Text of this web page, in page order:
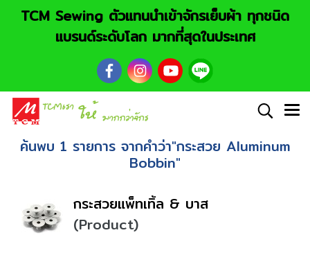
TCM Sewing ตัวแทนนำเข้าจักรเย็บผ้า ทุกชนิด
แบรนด์ระดับโลก มากที่สุดในประเทศ
ค้นพบ 1 รายการ จากคำว่า"กระสวย Aluminum
Bobbin"
กระสวยแพ็ทเทิ้ล & บาส
(Product)